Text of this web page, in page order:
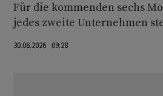
Für die kommenden sechs
jedes zweite Unternehmen
30.06.2026 09:28